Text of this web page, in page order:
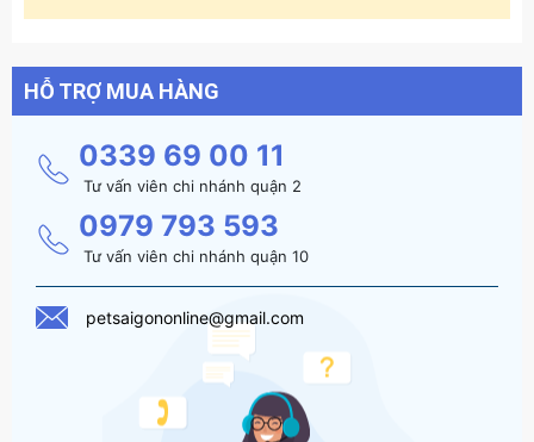
HỖ TRỢ MUA HÀNG
0339 69 00 11
Tư vấn viên chi nhánh quận 2
0979 793 593
Tư vấn viên chi nhánh quận 10
petsaigononline@gmail.com